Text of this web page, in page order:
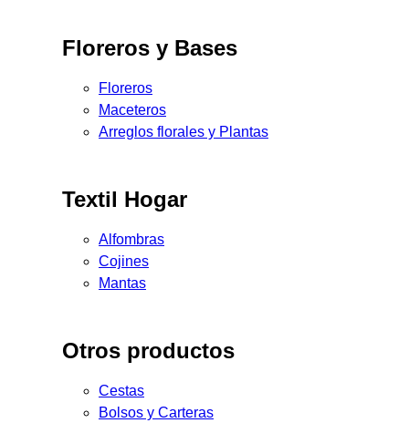
Floreros y Bases
Floreros
Maceteros
Arreglos florales y Plantas
Textil Hogar
Alfombras
Cojines
Mantas
Otros productos
Cestas
Bolsos y Carteras